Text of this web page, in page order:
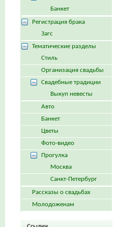
Банкет
Регистрация брака
Загс
Тематические разделы
Стиль
Организация свадьбы
Свадебные традиции
Выкуп невесты
Авто
Банкет
Цветы
Фото-видео
Прогулка
Москва
Санкт-Петербург
Рассказы о свадьбах
Молодоженам